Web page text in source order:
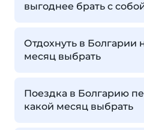
выгоднее брать с
Отдохнуть в Болгарии
месяц выбрать
Поездка в Болгарию
какой месяц выбрать